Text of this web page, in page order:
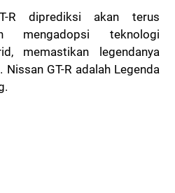
R diprediksi akan terus
mengadopsi teknologi
memastikan legendanya
GT-R adalah Legenda